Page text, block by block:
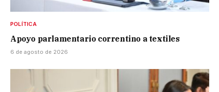
POLÍTICA
Apoyo parlamentario correntino a textiles
6 de agosto de 2026